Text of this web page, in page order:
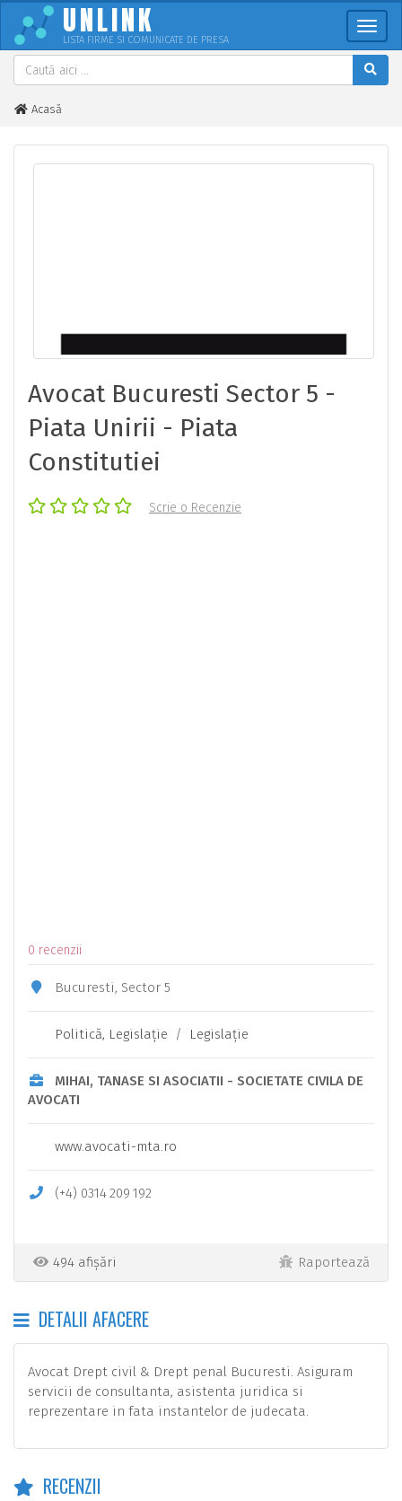
UNLINK
LISTA FIRME SI COMUNICATE DE PRESA
Acasă
Avocat Bucuresti Sector 5 -
Piata Unirii - Piata
Constitutiei
Scrie o Recenzie
0 recenzii
Bucuresti, Sector 5
Politică, Legislaţie / Legislaţie
MIHAI, TANASE SI ASOCIATII - SOCIETATE CIVILA DE
AVOCATI
www.avocati-mta.ro
(+4) 0314209 192
494 afișări Raportează
DETALII AFACERE
Avocat Drept civil & Drept penal Bucuresti. Asiguram
servicii de consultanta, asistenta juridica si
reprezentare in fata instantelor de judecata.
RECENZII